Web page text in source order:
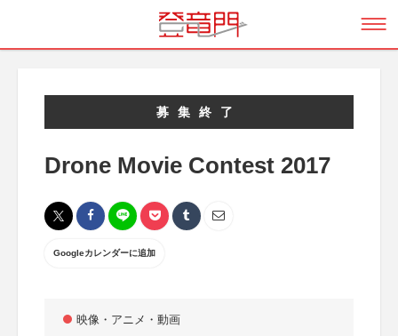
募集終了
Drone Movie Contest 2017
Googleカレンダーに追加
映像・アニメ・動画